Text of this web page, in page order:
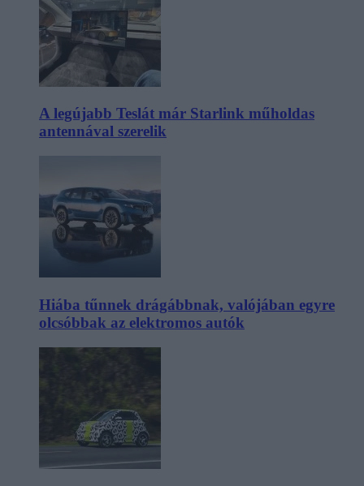
A legújabb Teslát már Starlink műholdas
antennával szerelik
Hiába tűnnek drágábbnak, valójában egyre
olcsóbbak az elektromos autók